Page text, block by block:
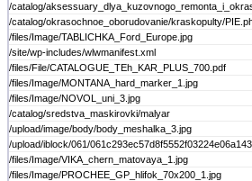
/catalog/
/catalog/okrasochnoe_oborudovanie/kraskopulty/
/files/Image/TABLICHKA_Ford_Europe.jpg
/site/wp-includes/wlwmanifest.xml
/files/File/CATALOGUE_TEh_KAR_PLUS_700.pdf
/files/Image/MONTANA_hard_marker_1.jpg
/files/Image/NOVOL_uni_3.jpg
/catalog/sredstva_maskirovki/malyar
/upload/image/body/body_meshalka_3.jpg
/upload/iblock/061/
/files/Image/VIKA_chern_matovaya_1.jpg
/files/Image/PROCHEE_GP_hlifok_70x200_1.jpg